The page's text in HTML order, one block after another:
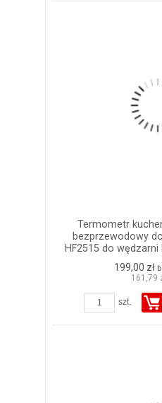
Termometr
bezprzewodowy
HF2515 do
199,00 zł
161,79
szt.